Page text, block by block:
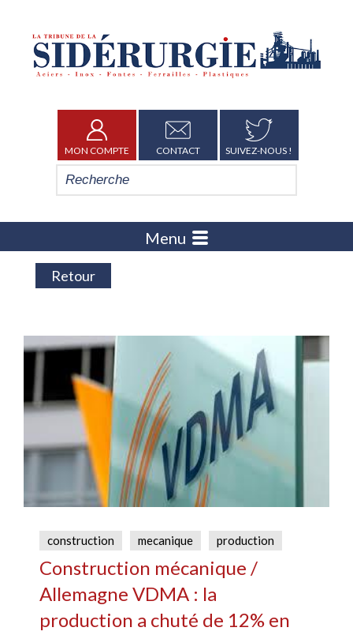
MON COMPTE CONTACT SUIVEZ-NOUS !
Menu
Retour
construction mecanique production
Construction mécanique /
Allemagne VDMA : la
production a chuté de 12% en